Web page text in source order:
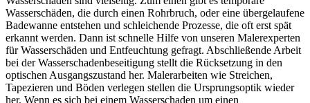
Wasserschäden, die durch einen Rohrbruch, oder eine übergelaufene
Badewanne entstehen und schleichende Prozesse, die oft erst spät
erkannt werden. Dann ist schnelle Hilfe von unseren Malerexperten
für Wasserschäden und Entfeuchtung gefragt. Abschließende Arbeit
bei der Wasserschadenbeseitigung stellt die Rücksetzung in den
optischen Ausgangszustand her. Malerarbeiten wie Streichen,
Tapezieren und Böden verlegen stellen die Ursprungsoptik wieder
her. Wenn es sich bei einem Wasserschaden um einen